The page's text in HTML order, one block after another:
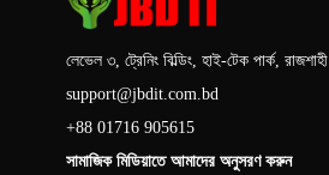
লেভেল ৩, ট্রেনিং বিল্ডিং, হাই-টেক পার্ক, রাজশাহী
support@jbdit.com.bd
+88 01716 905615
সামাজিক মিডিয়াতে আমাদের অনুসরণ করুন